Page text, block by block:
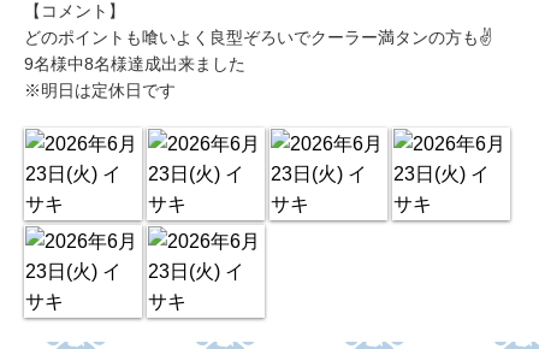
【コメント】
どのポイントも喰いよく良型ぞろいでクーラー満タンの方も✌
9名様中8名様達成出来ました
※明日は定休日です